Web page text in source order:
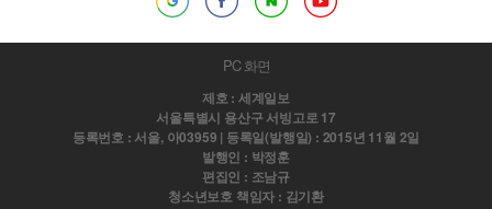
PC 화면
제호 : 세계일보
서울특별시 용산구 서빙고로 17
등록번호 : 서울, 아03959 | 등록일(발행일) : 2015년 11월 2일
발행인 : 박정훈
편집인 : 조남규
청소년보호 책임자 : 김기환